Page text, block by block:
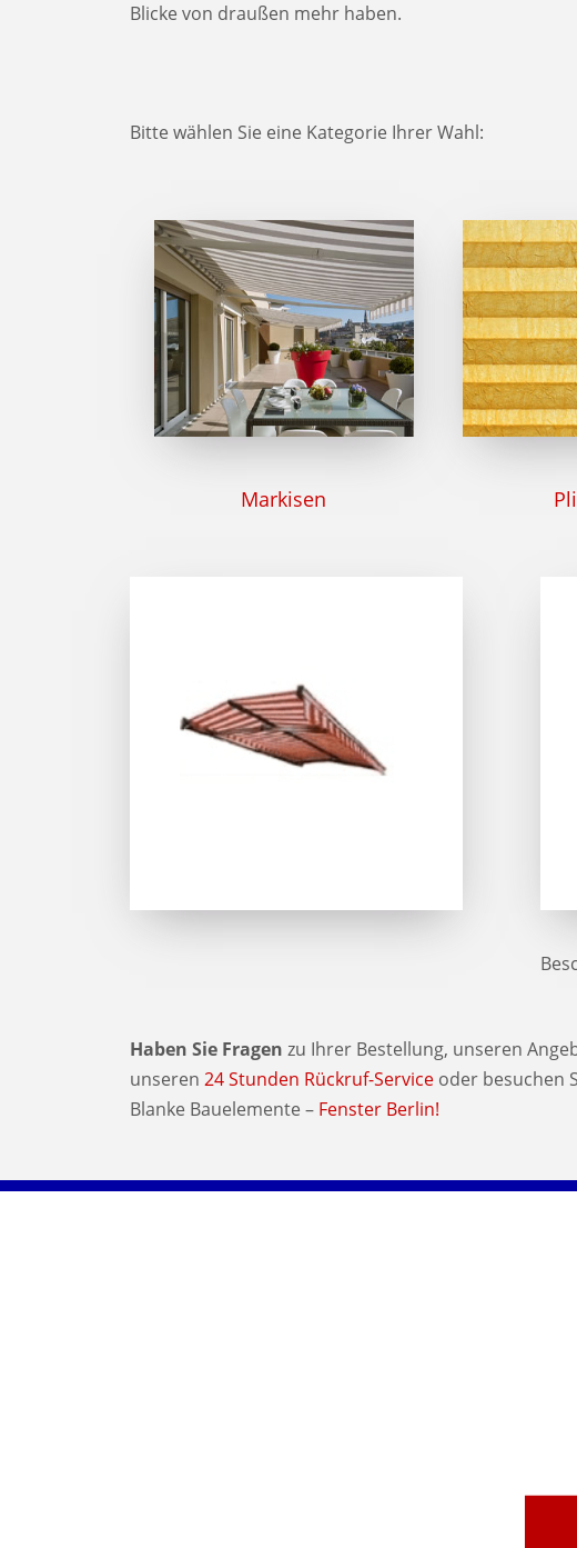
Blicke von draußen mehr haben.
Bitte wählen Sie eine Kategorie Ihrer Wahl:
Markisen
Haben Sie Fragen zu Ihrer Bestellung, unseren
unseren 24 Stunden Rückruf-Service oder besuchen
Blanke Bauelemente – Fenster Berlin!